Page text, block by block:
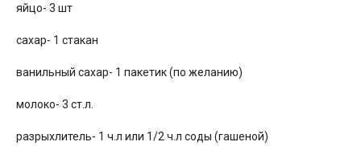
яйцо- 3 шт
сахар- 1 стакан
ванильный сахар- 1 пакетик (по желанию)
молоко- 3 ст.л.
разрыхлитель- 1 ч.л или 1/2 ч.л соды (гашеной)